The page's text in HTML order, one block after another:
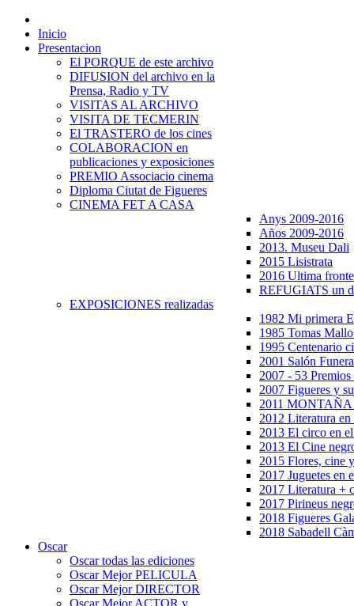
Inicio
Presentacion
El PORQUE de este archivo
DIFUSION del archivo en la
Prensa, Radio y TV
VISITAS AL ARCHIVO
VISITA DE TECMERIN
El TRASTERO de los cines
COLABORACION en
publicaciones y exposiciones
PREMIO Associacio cinema
Diploma Ciutat de Figueres
CINEMA FET A CASA
Anys 2009-2016
Años 2009-2016
2013. Museu Dali
2015 Lisistrata
2016 Ultima
REFUGIATS un
EXPOSICIONES realizadas
1982 Mi primera
1985 Tomas
1995 Centenario
2001 Salón
2007 - 53 Premios
2007 Figueres y
2011 MONTAÑA
2012 Literatura en
2013 El circo en
2013 El Cine
2015 Flores, cine
2017 Juguetes en
2017 Literatura +
2017 Pirineus
2018 Figueres
2018 Sabadell
Oscar
Oscar todas las ediciones
Oscar Mejor PELICULA
Oscar Mejor DIRECTOR
Oscar Mejor ACTOR y